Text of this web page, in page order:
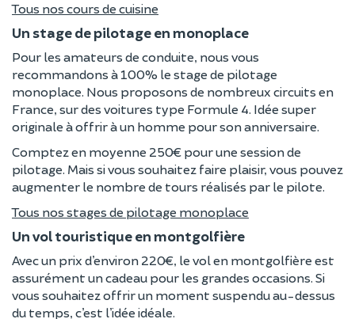
Tous nos cours de cuisine
Un stage de pilotage en monoplace
Pour les amateurs de conduite, nous vous
recommandons à 100% le stage de pilotage
monoplace. Nous proposons de nombreux circuits en
France, sur des voitures type Formule 4. Idée super
originale à offrir à un homme pour son anniversaire.
Comptez en moyenne 250€ pour une session de
pilotage. Mais si vous souhaitez faire plaisir, vous pouvez
augmenter le nombre de tours réalisés par le pilote.
Tous nos stages de pilotage monoplace
Un vol touristique en montgolfière
Avec un prix d’environ 220€, le vol en montgolfière est
assurément un cadeau pour les grandes occasions. Si
vous souhaitez offrir un moment suspendu au-dessus
du temps, c’est l’idée idéale.